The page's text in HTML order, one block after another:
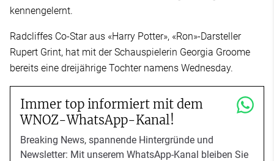
kennengelernt.
Radcliffes Co-Star aus «Harry Potter», «Ron»-Darsteller
Rupert Grint, hat mit der Schauspielerin Georgia Groome
bereits eine dreijährige Tochter namens Wednesday.
Immer top informiert mit dem
WNOZ-WhatsApp-Kanal!
Breaking News, spannende Hintergründe und
Newsletter: Mit unserem WhatsApp-Kanal bleiben Sie